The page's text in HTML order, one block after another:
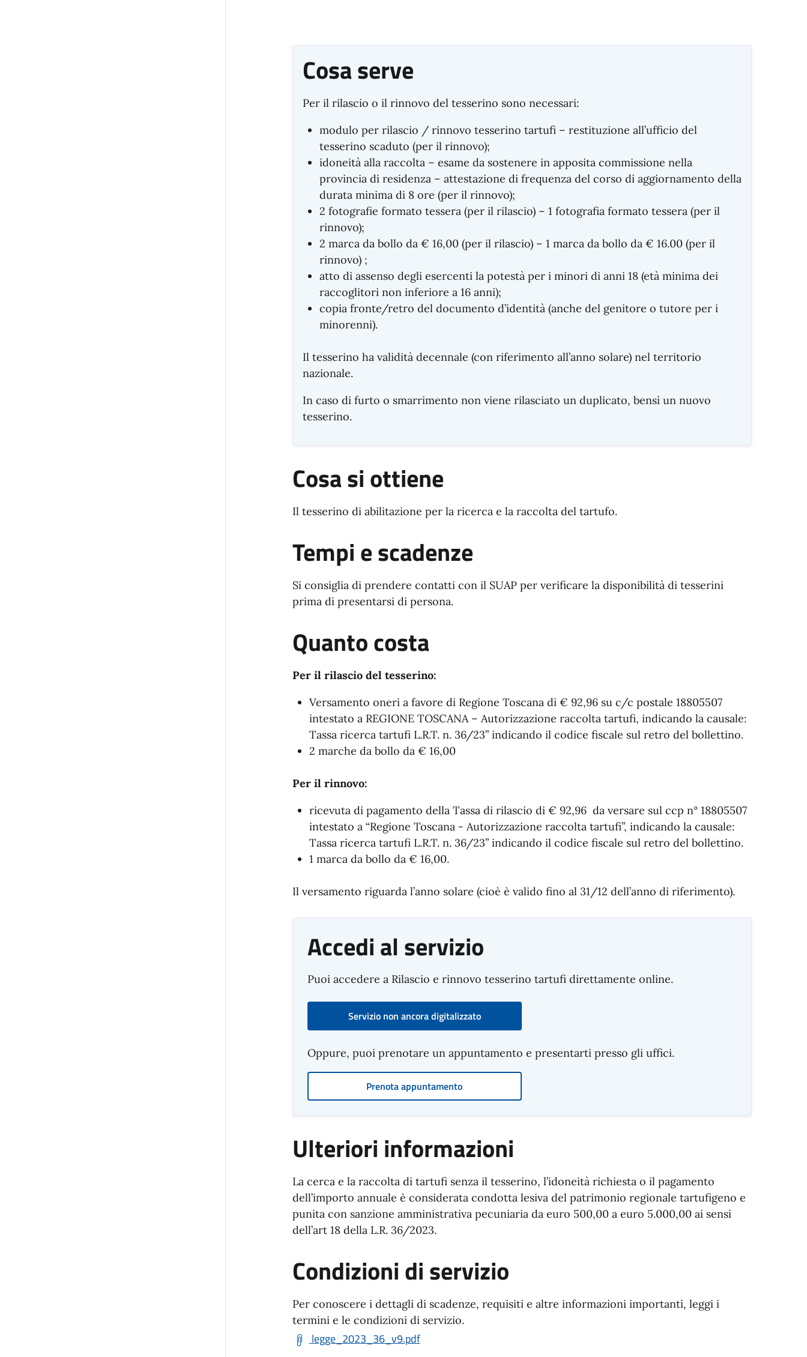
Cosa serve
Per il rilascio o il rinnovo del tesserino sono necessari:
modulo per rilascio / rinnovo tesserino tartufi – restituzione all’ufficio del
tesserino scaduto (per il rinnovo);
idoneità alla raccolta – esame da sostenere in apposita commissione nella
provincia di residenza – attestazione di frequenza del corso di aggiornamento della
durata minima di 8 ore (per il rinnovo);
2 fotografie formato tessera (per il rilascio) – 1 fotografia formato tessera (per il
rinnovo);
2 marca da bollo da € 16,00 (per il rilascio) – 1 marca da bollo da € 16.00 (per il
rinnovo) ;
atto di assenso degli esercenti la potestà per i minori di anni 18 (età minima dei
raccoglitori non inferiore a 16 anni);
copia fronte/retro del documento d’identità (anche del genitore o tutore per i
minorenni).
Il tesserino ha validità decennale (con riferimento all’anno solare) nel territorio
nazionale.
In caso di furto o smarrimento non viene rilasciato un duplicato, bensì un nuovo
tesserino.
Cosa si ottiene
Il tesserino di abilitazione per la ricerca e la raccolta del tartufo.
Tempi e scadenze
Si consiglia di prendere contatti con il SUAP per verificare la disponibilità di tesserini
prima di presentarsi di persona.
Quanto costa
Per il rilascio del tesserino:
Versamento oneri a favore di Regione Toscana di € 92,96 su c/c postale 18805507
intestato a REGIONE TOSCANA – Autorizzazione raccolta tartufi, indicando la causale:
Tassa ricerca tartufi L.R.T. n. 36/23” indicando il codice fiscale sul retro del bollettino.
2 marche da bollo da € 16,00
Per il rinnovo:
ricevuta di pagamento della Tassa di rilascio di € 92,96 da versare sul ccp n° 18805507
intestato a “Regione Toscana - Autorizzazione raccolta tartufi”, indicando la causale:
Tassa ricerca tartufi L.R.T. n. 36/23” indicando il codice fiscale sul retro del bollettino.
1 marca da bollo da € 16,00.
Il versamento riguarda l’anno solare (cioè è valido fino al 31/12 dell’anno di riferimento).
Accedi al servizio
Puoi accedere a Rilascio e rinnovo tesserino tartufi direttamente online.
Servizio non ancora digitalizzato
Oppure, puoi prenotare un appuntamento e presentarti presso gli uffici.
Prenota appuntamento
Ulteriori informazioni
La cerca e la raccolta di tartufi senza il tesserino, l’idoneità richiesta o il pagamento
dell’importo annuale è considerata condotta lesiva del patrimonio regionale tartufigeno e
punita con sanzione amministrativa pecuniaria da euro 500,00 a euro 5.000,00 ai sensi
dell’art 18 della L.R. 36/2023.
Condizioni di servizio
Per conoscere i dettagli di scadenze, requisiti e altre informazioni importanti, leggi i
termini e le condizioni di servizio.
legge_2023_36_v9.pdf